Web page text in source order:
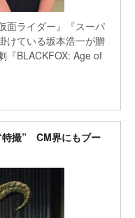
面ライダー』『スーパ
けている坂本浩一が贈
『BLACKFOX: Age of
特撮” CM界にもブー